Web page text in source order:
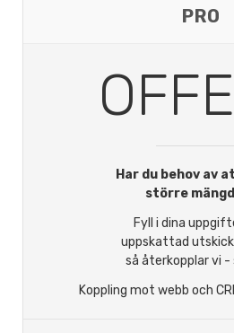
PRO
Har du behov av
större
Fyll i dina
uppskattad
så återkopplar vi -
Koppling mot webb och